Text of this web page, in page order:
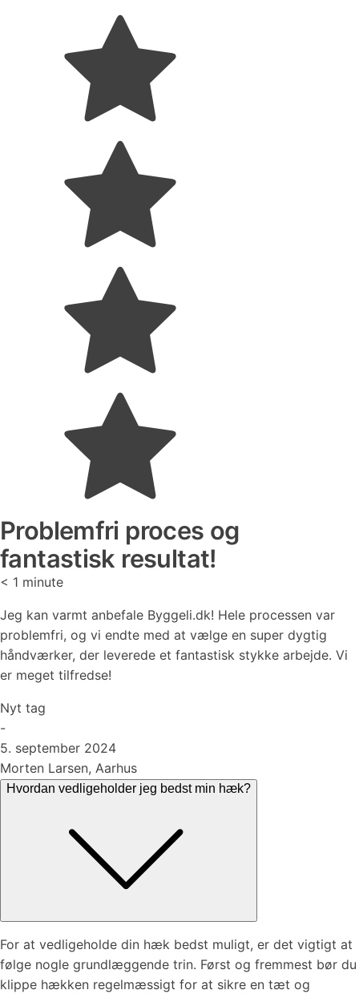
Problemfri proces og
fantastisk resultat!
< 1 minute
Jeg kan varmt anbefale Byggeli.dk! Hele processen var
problemfri, og vi endte med at vælge en super dygtig
håndværker, der leverede et fantastisk stykke arbejde. Vi
er meget tilfredse!
Nyt tag
-
5. september 2024
Morten Larsen, Aarhus
Hvordan vedligeholder jeg bedst min hæk?
For at vedligeholde din hæk bedst muligt, er det vigtigt at
følge nogle grundlæggende trin. Først og fremmest bør du
klippe hækken regelmæssigt for at sikre en tæt og